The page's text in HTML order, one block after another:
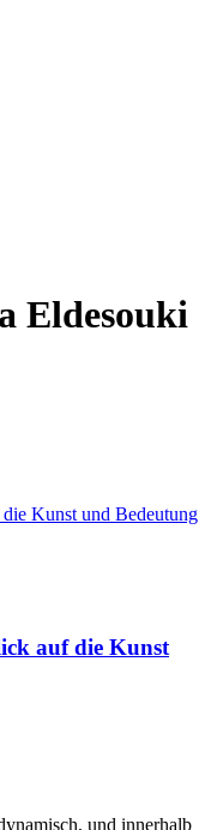
Eldesouki
auf die Kunst
und innerhalb